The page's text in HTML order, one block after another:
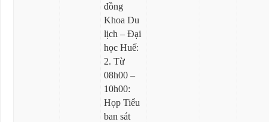
đồng
Khoa Du
lịch – Đại
học Huế:
2. Từ
08h00 –
10h00:
Họp Tiểu
ban sát